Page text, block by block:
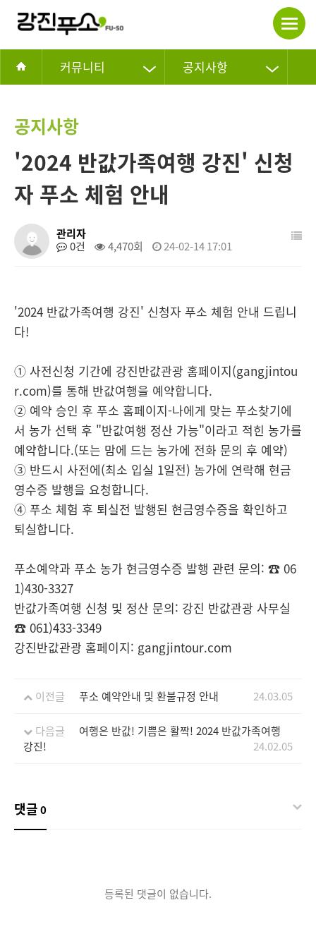
커뮤니티 공지사항
공지사항
'2024 반값가족여행 강진' 신청
자 푸소 체험 안내
관리자
0건
4,470회 24-02-14 17:01
'2024 반값가족여행 강진' 신청자 푸소 체험 안내 드립니
다!
① 사전신청 기간에 강진반값관광 홈페이지(gangjintou
r.com)를 통해 반값여행을 예약합니다.
② 예약 승인 후 푸소 홈페이지-나에게 맞는 푸소찾기에
서 농가 선택 후 "반값여행 정산 가능"이라고 적힌 농가를
예약합니다.(또는 맘에 드는 농가에 전화 문의 후 예약)
③ 반드시 사전에(최소 입실 1일전) 농가에 연락해 현금
영수증 발행을 요청합니다.
④ 푸소 체험 후 퇴실전 발행된 현금영수증을 확인하고
퇴실합니다.
푸소예약과 푸소 농가 현금영수증 발행 관련 문의: ☎ 06
1)430-3327
반값가족여행 신청 및 정산 문의: 강진 반값관광 사무실
☎ 061)433-3349
강진반값관광 홈페이지: gangjintour.com
이전글 푸소 예약안내 및 환불규정 안내 24.03.05
다음글
여행은 반값! 기쁨은 활짝! 2024 반값가족여행
강진!
24.02.05
댓글0
등록된 댓글이 없습니다.